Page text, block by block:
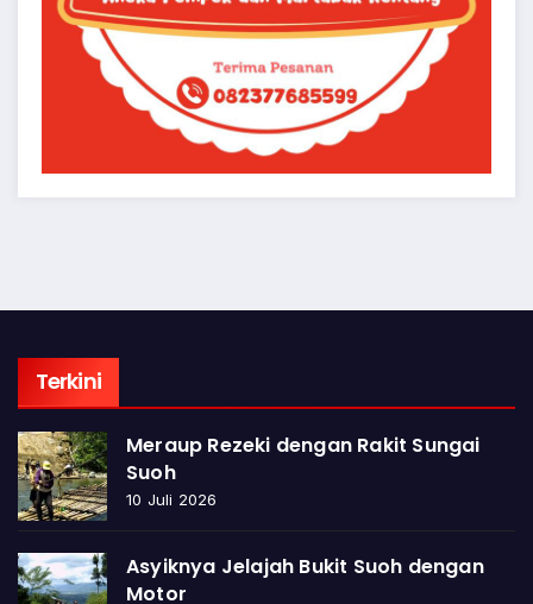
Terkini
Meraup Rezeki dengan Rakit Sungai
Suoh
10 Juli 2026
Asyiknya Jelajah Bukit Suoh dengan
Motor